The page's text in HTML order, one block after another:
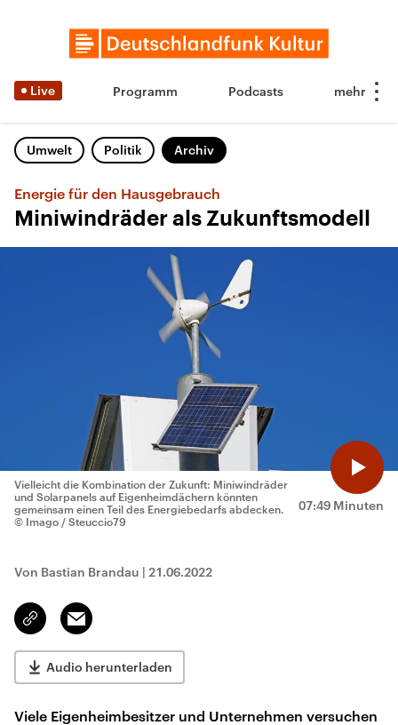
Live Programm Podcasts
Umwelt Politik Archiv
Energie für den Hausgebrauch
Miniwindräder als Zukunftsmodell
07:49 Minuten
Vielleicht die Kombination der Zukunft: Miniwindräder
und Solarpanels auf Eigenheimdächern könnten
gemeinsam einen Teil des Energiebedarfs abdecken.
© Imago / Steuccio79
Von Bastian Brandau | 21.06.2022
Link
kopieren/teilen
Email
Audio herunterladen
Viele Eigenheimbesitzer und Unternehmen versuchen